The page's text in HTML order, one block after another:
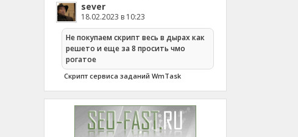
sever
18.02.2023 в 10:23
Не покупаем скрипт весь в дырах как
решето и еще за 8 просить чмо
рогатое
Cкрипт сервиса заданий WmTask